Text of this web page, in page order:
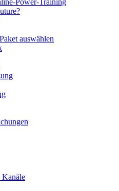
auswählen
Kanäle